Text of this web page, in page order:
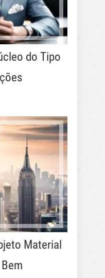
do Tipo
Material